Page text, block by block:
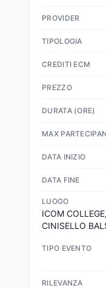
PROVIDER
TIPOLOGIA
CREDITI ECM
PREZZO
DURATA (ORE)
MAX
DATA INIZIO
DATA FINE
LUOGO
ICOM
CINISELLO
TIPO EVENTO
RILEVANZA